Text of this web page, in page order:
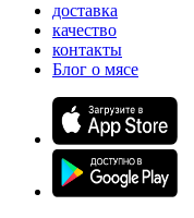
доставка
качество
контакты
Блог о мясе